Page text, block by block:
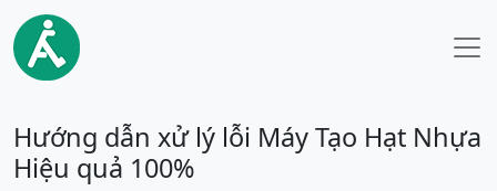
Hướng dẫn xử lý lỗi Máy Tạo Hạt Nhựa
Hiệu quả 100%